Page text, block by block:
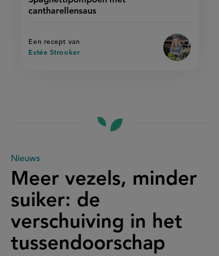
cantharellensaus
Een recept van
Estée Strooker
recept
op
met
cantharellensaus
Meer
vezels,
minder
suiker:
de
Nieuws
Meer vezels, minder
suiker: de
verschuiving in het
tussendoorschap